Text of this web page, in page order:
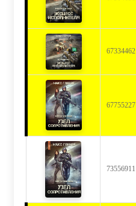
67334462
67755227
73556911